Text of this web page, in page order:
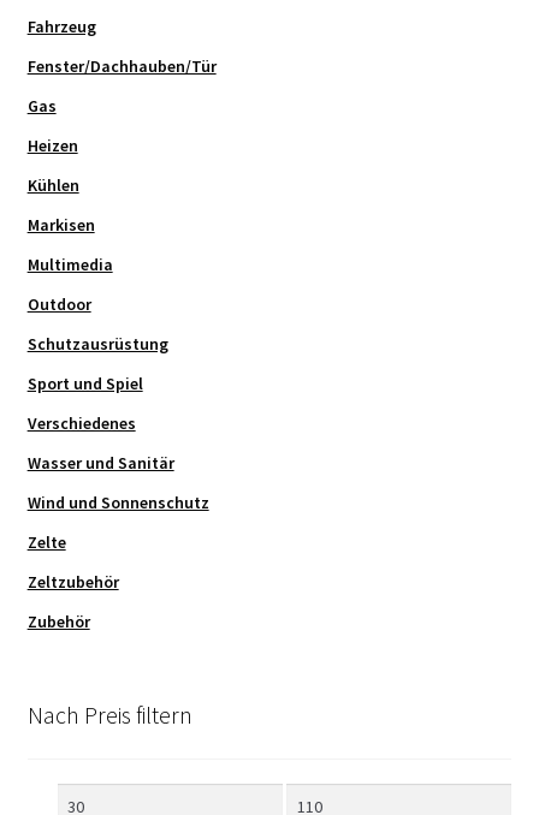
Fahrzeug
Fenster/Dachhauben/Tür
Gas
Heizen
Kühlen
Markisen
Multimedia
Outdoor
Schutzausrüstung
Sport und Spiel
Verschiedenes
Wasser und Sanitär
Wind und Sonnenschutz
Zelte
Zeltzubehör
Zubehör
Nach Preis filtern
Min. Max.